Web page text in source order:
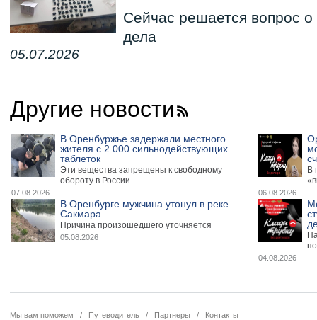
Сейчас решается вопрос о
дела
05.07.2026
Другие новости
В Оренбуржье задержали местного
жителя с 2 000 сильнодействующих
таблеток
Эти вещества запрещены к свободному
обороту в России
07.08.2026
В
06.08.2026
В Оренбурге мужчина утонул в реке
Сакмара
Причина произошедшего уточняется
05.08.2026
04.08.2026
Мы вам поможем / Путеводитель / Партнеры / Контакты